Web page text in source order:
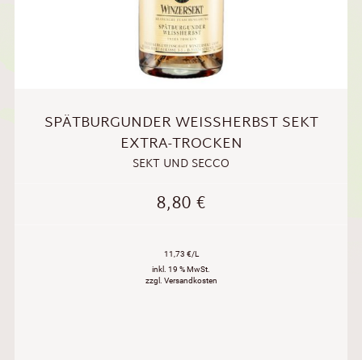
SPÄTBURGUNDER WEISSHERBST SEKT E
XTRA-TROCKEN
SEKT UND SECCO
8,80€
11,73 €/L
inkl. 19 % MwSt.
zzgl. Versandkosten